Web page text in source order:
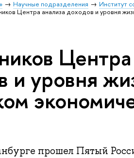
Научные подразделения Институт
Центра анализа доходов и уровня
Центра
и уровня
прошел Пятый